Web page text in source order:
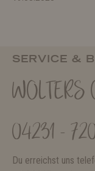
SERVICE &
WOLTERS
04231 -
Du erreichst uns